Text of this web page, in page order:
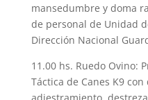
mansedumbre y doma
de personal de Unidad
Dirección Nacional
11.00 hs. Ruedo Ovino:
Táctica de Canes K9
adiestramiento,